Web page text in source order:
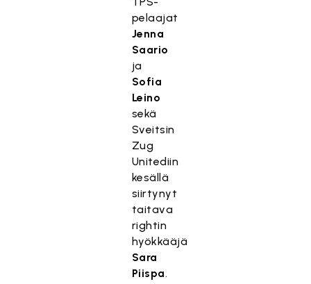
pelaajat
Jenna
Saario
ja
Sofia
Leino
sekä
Sveitsin
Zug
Unitediin
kesällä
siirtynyt
taitava
rightin
hyökkääjä
Sara
Piispa.